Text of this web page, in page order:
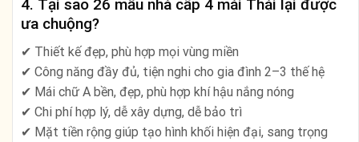
4. Tại sao 26 mẫu nhà cấp 4 mái Thái lại được
ưa chuộng?
✔ Thiết kế đẹp, phù hợp mọi vùng miền
✔ Công năng đầy đủ, tiện nghi cho gia đình 2–3 thế hệ
✔ Mái chữ A bền, đẹp, phù hợp khí hậu nắng nóng
✔ Chi phí hợp lý, dễ xây dựng, dễ bảo trì
✔ Mặt tiền rộng giúp tạo hình khối hiện đại, sang trọng